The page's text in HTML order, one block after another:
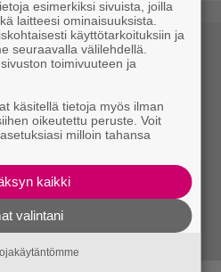
esimerkiksi sivuista, joilla
laitteesi ominaisuuksista.
käyttötarkoituksiin ja
seuraavalla välilehdellä.
toimivuuteen ja
käsitellä tietoja myös ilman
oikeutettu peruste. Voit
milloin tahansa
kaikki
valintani